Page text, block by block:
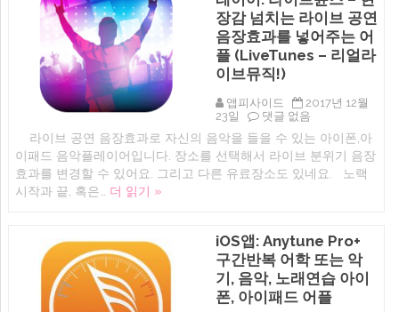
오
늘
밤
주
인
공
나
야
나!
(아
이
폰,
아
디
제
이
잉
음
악
장감 넘치는 라이브 공연
음장효과를 넣어주는 어
플 (LiveTunes – 리얼라
이브뮤직!)
앱피사이드
2017년 12월
23일
아
폰,
아
이
패
플
레
이
어:
라
이
댓글 없음
라이브 공연 음장효과로 자신의 음악을 들을 수 있는 아이폰,아
이패드 음악플레이어입니다. 장소를 선택해서 라이브 분위기 음장
효과를 변경할 수 있어요. 그리고 다른 유료장소도 있네요. 노랙
시작과 끝, 혹은… 더 읽기 »
iOS앱: Anytune Pro+
구간반복 어학 또는 악
기, 음악, 노래연습 아이
폰, 아이패드 어플